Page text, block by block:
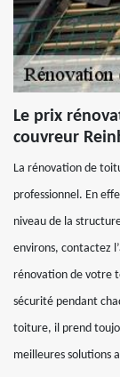
Le prix
couvreur
La rénovation de
professionnel. En
niveau de la
environs, contactez
rénovation de votre
sécurité pendant
toiture, il prend
meilleures solutions